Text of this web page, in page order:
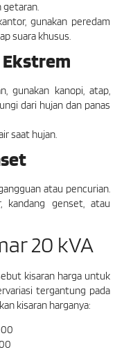
getaran.
gunakan peredam
suara khusus.
gunakan kanopi, atap,
dari hujan dan panas
saat hujan.
atau pencurian.
kandang genset, atau
20 kVA
kisaran harga untuk
tergantung pada
kisaran harganya: